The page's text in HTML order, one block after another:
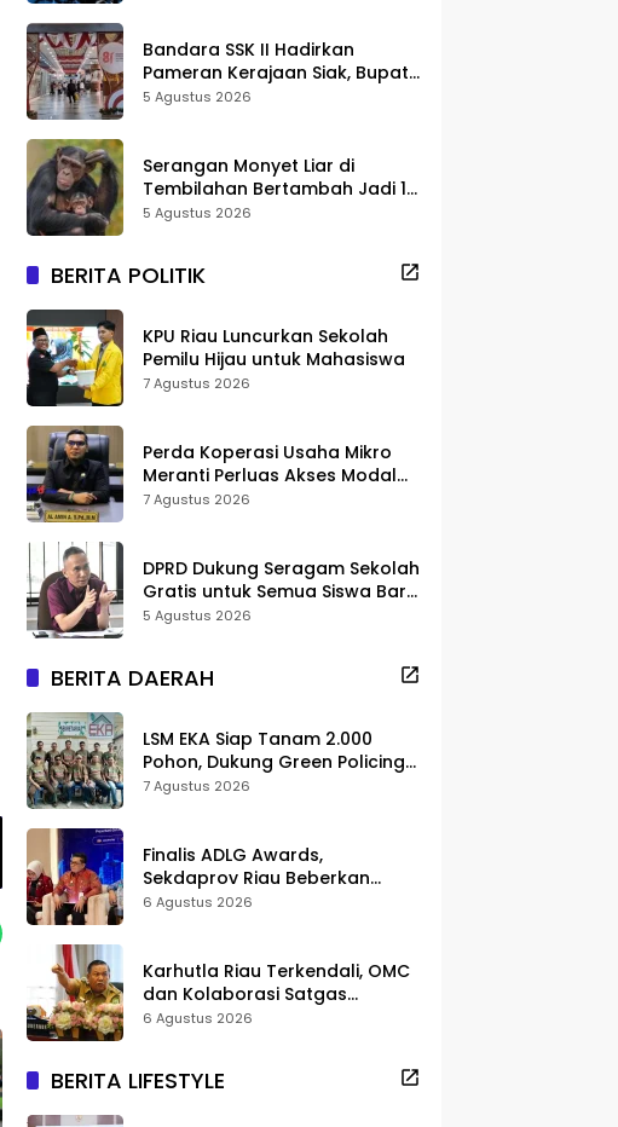
Bandara SSK II Hadirkan
Pameran Kerajaan Siak, Bupati
Afni: Jadi Ruang Edukasi
5 Agustus 2026
Serangan Monyet Liar di
Tembilahan Bertambah Jadi 16
Korban, DPKP Bantah Video
5 Agustus 2026
BERITA POLITIK
KPU Riau Luncurkan Sekolah
Pemilu Hijau untuk Mahasiswa
7 Agustus 2026
Perda Koperasi Usaha Mikro
Meranti Perluas Akses Modal
dan Pasar
7 Agustus 2026
DPRD Dukung Seragam Sekolah
Gratis untuk Semua Siswa Baru,
Minta Rehab Sekolah Jangan
5 Agustus 2026
BERITA DAERAH
LSM EKA Siap Tanam 2.000
Pohon, Dukung Green Policing
dan Pelestarian di Meranti
7 Agustus 2026
Finalis ADLG Awards,
Sekdaprov Riau Beberkan
Strategi Digitalisasi untuk
6 Agustus 2026
Karhutla Riau Terkendali, OMC
dan Kolaborasi Satgas
Berhasil Tekan Titik Api
6 Agustus 2026
BERITA LIFESTYLE